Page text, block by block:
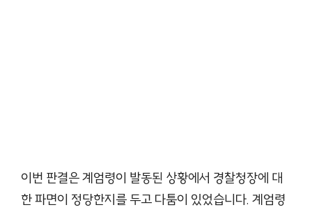
이번 판결은 계엄령이 발동된 상황에서 경찰청장에 대
한 파면이 정당한지를 두고 다툼이 있었습니다. 계엄령